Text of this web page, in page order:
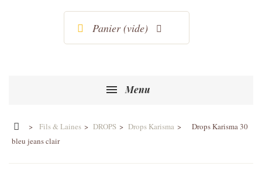
Panier (vide)
Menu
> Fils & Laines > DROPS > Drops Karisma >
Drops Karisma 30
bleu jeans clair